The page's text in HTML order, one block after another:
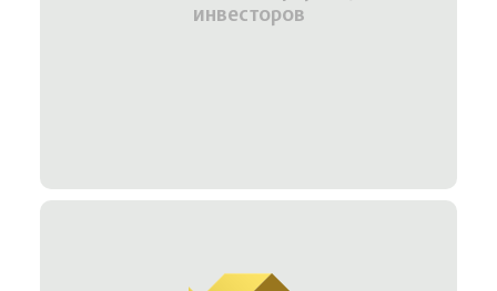
инвесторов